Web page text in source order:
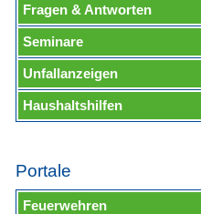
Fragen & Antworten
Seminare
Unfallanzeigen
Haushaltshilfen
Portale
Feuerwehren